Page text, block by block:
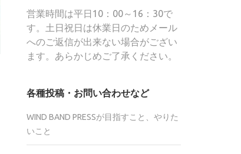
営業時間は平日10：00～16：30で
す。土日祝日は休業日のためメール
へのご返信が出来ない場合がござい
ます。あらかじめご了承ください。
各種投稿・お問い合わせなど
WIND BAND PRESSが目指すこと、やりた
いこと